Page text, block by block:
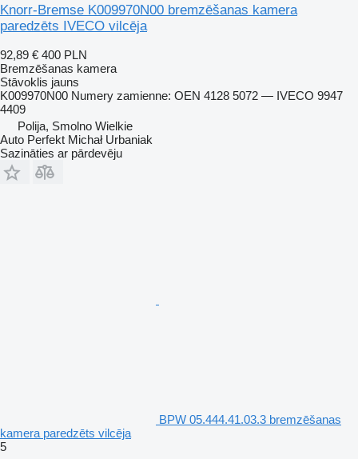
Knorr-Bremse K009970N00 bremzēšanas kamera
paredzēts IVECO vilcēja
92,89 € 400 PLN
Bremzēšanas kamera
Stāvoklis jauns
K009970N00 Numery zamienne: OEN 4128 5072 — IVECO 9947
4409
Polija, Smolno Wielkie
Auto Perfekt Michał Urbaniak
Sazināties ar pārdevēju
BPW 05.444.41.03.3 bremzēšanas
kamera paredzēts vilcēja
5